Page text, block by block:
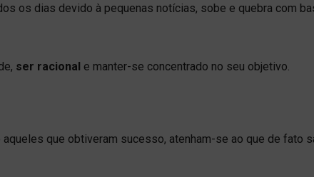
os dias devido à pequenas notícias, sobe e quebra com
ser racional e manter-se concentrado no seu objetivo.
que obtiveram sucesso, atenham-se ao que de fato